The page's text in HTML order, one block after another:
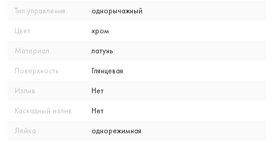
Тип управления однорычажный
Цвет хром
Материал латунь
Поверхность Глянцевая
Излив Нет
Каскадный излив Нет
Лейка однорежимная